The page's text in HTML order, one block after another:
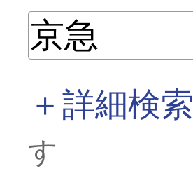
＋詳細検索
す